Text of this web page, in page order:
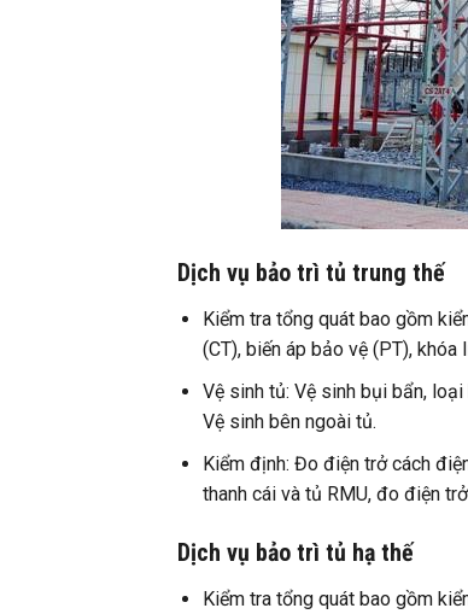
Dịch vụ bảo trì tủ trung thế
Kiểm tra tổng quát bao gồm
(CT), biến áp bảo vệ (PT),
Vệ sinh tủ: Vệ sinh bụi bẩn,
Vệ sinh bên ngoài tủ.
Kiểm định: Đo điện trở cách
thanh cái và tủ RMU, đo điện
Dịch vụ bảo trì tủ hạ thế
Kiểm tra tổng quát bao gồm